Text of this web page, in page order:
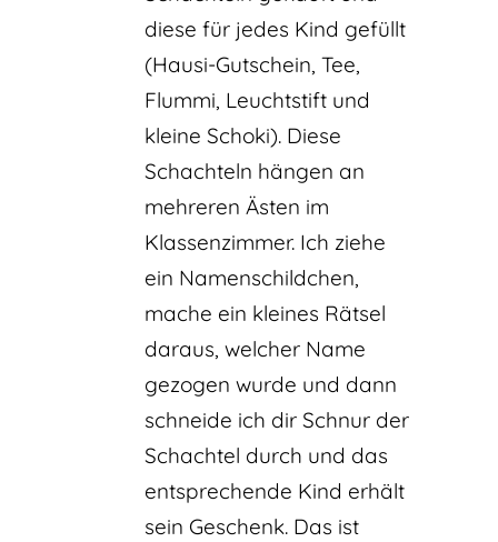
diese für jedes Kind gefüllt
(Hausi-Gutschein, Tee,
Flummi, Leuchtstift und
kleine Schoki). Diese
Schachteln hängen an
mehreren Ästen im
Klassenzimmer. Ich ziehe
ein Namenschildchen,
mache ein kleines Rätsel
daraus, welcher Name
gezogen wurde und dann
schneide ich dir Schnur der
Schachtel durch und das
entsprechende Kind erhält
sein Geschenk. Das ist